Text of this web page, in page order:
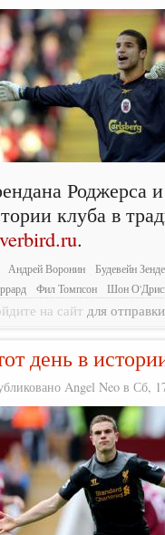
Роджерса
клуба в
.
Андрей Воронин
Будевейн
Фил Томпсон Шон
на сайт для
день в
Angel Neo в Сб,